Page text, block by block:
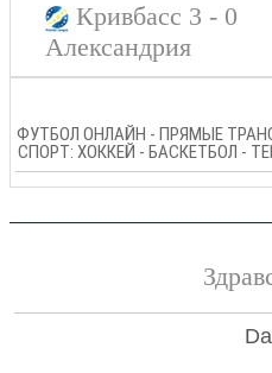
Кривбасс 3 - 0
Александрия
ФУТБОЛ ОНЛАЙН - ПРЯМЫЕ
СПОРТ: ХОККЕЙ - БАСКЕТБОЛ -